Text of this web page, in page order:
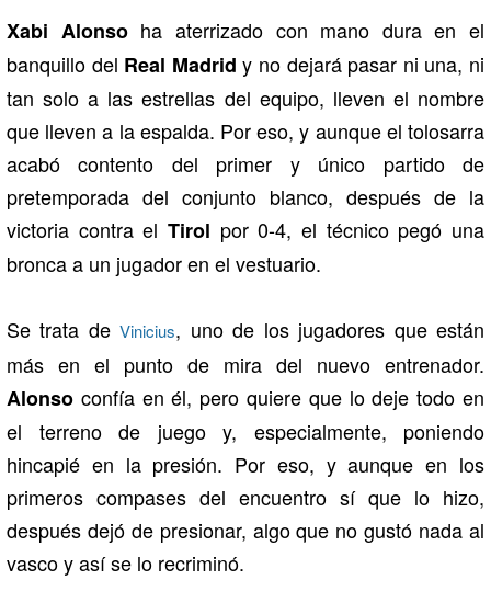
Xabi Alonso ha aterrizado con mano dura en el
banquillo del Real Madridy no dejará pasar ni una, ni
tan solo a las estrellas del equipo, lleven el nombre
que lleven a la espalda. Por eso, y aunque el tolosarra
acabó contento del primer y único partido de
pretemporada del conjunto blanco, después de la
victoria contra el Tirol por 0-4, el técnico pegó una
bronca a un jugador en el vestuario.
Se trata deVinicius, uno de los jugadores que están
más en el punto de mira del nuevo entrenador.
Alonso confía en él, pero quiere que lo deje todo en
el terreno de juego y, especialmente, poniendo
hincapié en la presión. Por eso, y aunque en los
primeros compases del encuentro sí que lo hizo,
después dejó de presionar, algo que no gustó nada al
vasco y así se lo recriminó.